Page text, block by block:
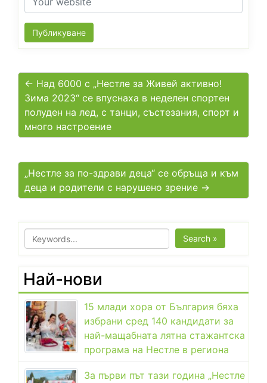
← Над 6000 с „Нестле за Живей активно!
Зима 2023“ се впуснаха в неделен спортен
полуден на лед, с танци, състезания, спорт и
много настроение
„Нестле за по-здрави деца“ се обръща и към
деца и родители с нарушено зрение →
Search »
Най-нови
15 млади хора от България бяха
избрани сред 140 кандидати за
най-мащабната лятна стажантска
програма на Нестле в региона
За първи път тази година „Нестле